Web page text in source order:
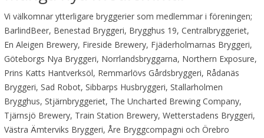
Vi välkomnar ytterligare bryggerier som medlemmar i föreningen;
BarlindBeer, Benestad Bryggeri, Brygghus 19, Centralbryggeriet,
En Aleigen Brewery, Fireside Brewery, Fjäderholmarnas Bryggeri,
Göteborgs Nya Bryggeri, Norrlandsbryggarna, Northern Exposure,
Prins Katts Hantverksöl, Remmarlövs Gårdsbryggeri, Rådanäs
Bryggeri, Sad Robot, Sibbarps Husbryggeri, Stallarholmen
Brygghus, Stjärnbryggeriet, The Uncharted Brewing Company,
Tjärnsjö Brewery, Train Station Brewery, Wetterstadens Bryggeri,
Västra Ämterviks Bryggeri, Åre Bryggcompagni och Örebro